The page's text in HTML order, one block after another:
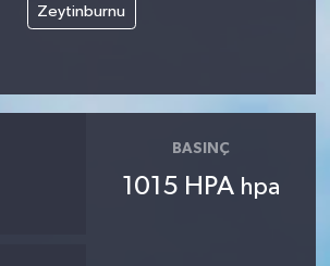
Zeytinburnu
BASINÇ
1015 HPA hpa